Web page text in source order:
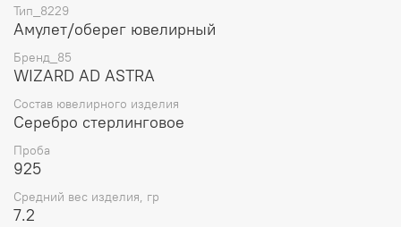
стильным дополнением к вашему образу. Диаметр - 3
см, вес - 7,2 грамма. Талисман Любви и Счастья
ЮРВ-02-с является частью коллекции "Небесные
покровители", посвященной Архангелам и их небесной
силе, которая приносит помощь, поддержку и защиту в
различных областях человеческой жизни.
Тип_8229
Амулет/оберег ювелирный
Бренд_85
WIZARD AD ASTRA
Состав ювелирного изделия
Серебро стерлинговое
Проба
925
Средний вес изделия, гр
7.2